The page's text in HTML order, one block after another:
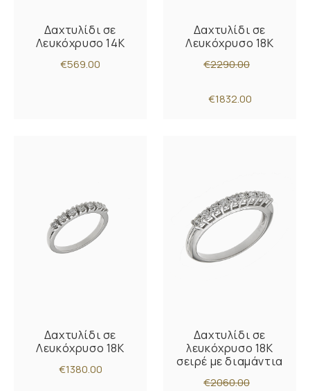
Δαχτυλίδι σε
Λευκόχρυσο 14K
€569.00
Δαχτυλίδι σε
Λευκόχρυσο 18Κ
€2290.00
€1832.00
Δαχτυλίδι σε
Λευκόχρυσο 18Κ
€1380.00
Δαχτυλίδι σε
λευκόχρυσο 18Κ
σειρέ με διαμάντια
€2060.00